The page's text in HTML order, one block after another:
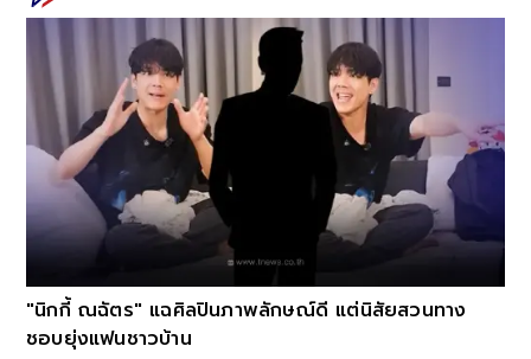
"นิกกี้ ณฉัตร" แฉศิลปินภาพลักษณ์ดี แต่นิสัยสวนทาง
ชอบยุ่งแฟนชาวบ้าน